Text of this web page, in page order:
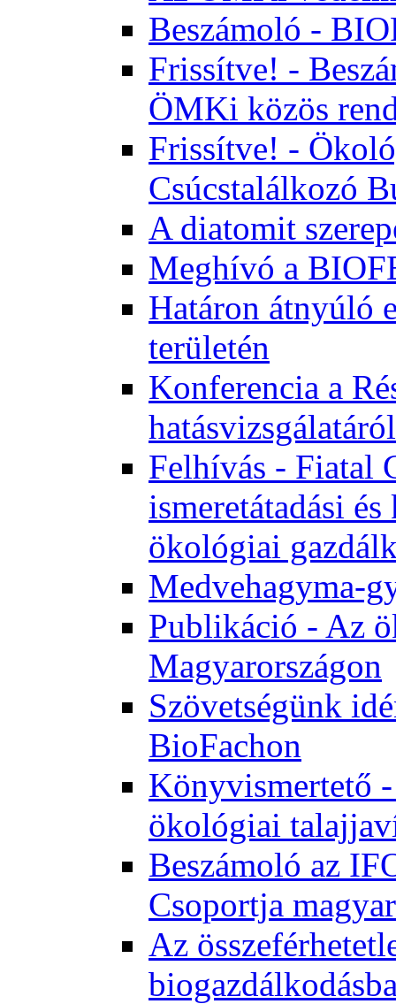
Beszámoló -
Frissítve! -
ÖMKi közös
Frissítve! -
Csúcstalálkozó
A diatomit
Meghívó a
Határon átnyúló
területén
Konferencia a
hatásvizsgálatáról
Felhívás - Fiatal
ismeretátadási
ökológiai
Medvehagyma-
Publikáció - Az
Magyarországon
Szövetségünk
BioFachon
Könyvismertető
ökológiai
Beszámoló az
Csoportja
Az